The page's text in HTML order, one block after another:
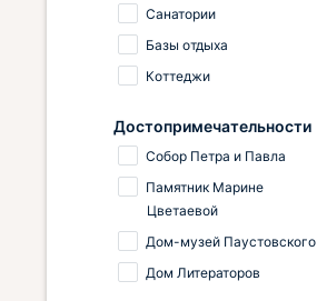
Санатории
Базы отдыха
Коттеджи
Достопримечательности
Собор Петра и Павла
Памятник Марине
Цветаевой
Дом-музей Паустовского
Дом Литераторов